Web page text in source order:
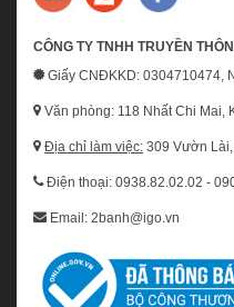
CÔNG TY TNHH TRUYỀN
Giấy CNĐKKD: 0304710474,
Văn phòng: 118 Nhất Chi Mai,
Địa chỉ làm việc: 309 Vườn Lài,
Điện thoại: 0938.82.02.02 -
Email: 2banh@igo.vn